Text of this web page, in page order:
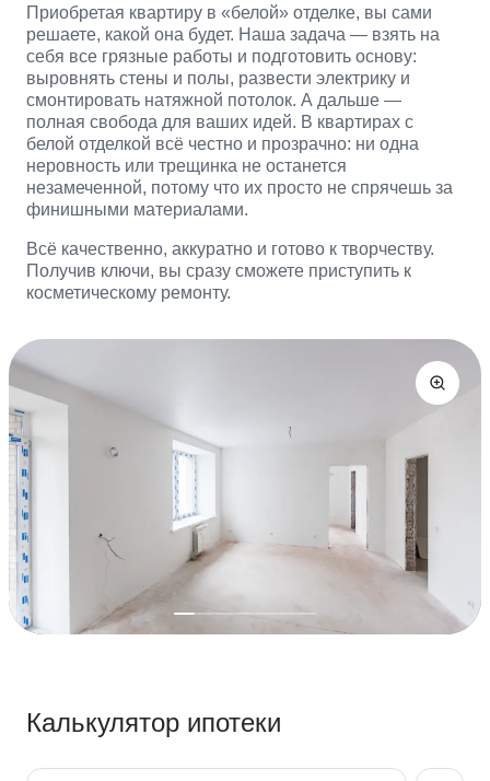
Приобретая квартиру в «белой» отделке, вы сами
решаете, какой она будет. Наша задача — взять на
себя все грязные работы и подготовить основу:
выровнять стены и полы, развести электрику и
смонтировать натяжной потолок. А дальше —
полная свобода для ваших идей. В квартирах с
белой отделкой всё честно и прозрачно: ни одна
неровность или трещинка не останется
незамеченной, потому что их просто не спрячешь за
финишными материалами.
Всё качественно, аккуратно и готово к творчеству.
Получив ключи, вы сразу сможете приступить к
косметическому ремонту.
Калькулятор ипотеки